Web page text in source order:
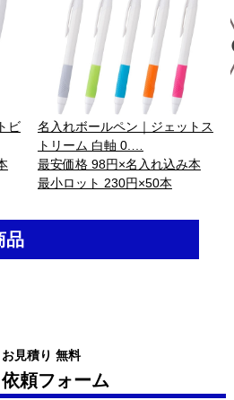
ビ
名入れボールペン｜ジェットス
トリーム 白軸 0.…
最安価格 98円×名入れ込み本
最小ロット 230円×50本
品
見積り 無料
頼フォーム